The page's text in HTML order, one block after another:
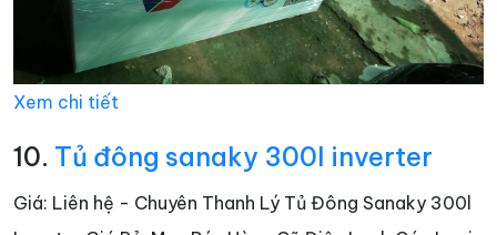
Xem chi tiết
10. Tủ đông sanaky 300l inverter
Giá: Liên hệ - Chuyên Thanh Lý Tủ Đông Sanaky 300l